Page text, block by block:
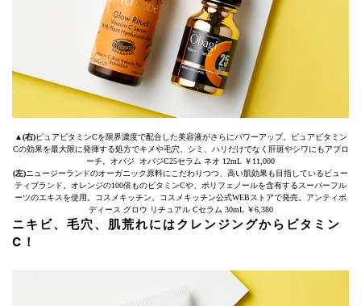
▲(右)ピュアビタミンCを限界濃度で配合した美容液がさらにパワーアップ。ピュアビタミン
Cの効果を最大限に発揮する処方でキメや毛穴、シミ、ハリだけでなく肝斑やシワにもアプロ
ーチ。オバジ オバジC25セラム ネオ 12mL ￥11,000
(左)ニュージーランドのオーガニック原料にこだわりつつ、高い肌効果も目指しているビュー
ティブランド。オレンジの100倍ものビタミンCや、ポリフェノールを含有するスーパーフル
ーツのエキスを使用。コスメキッチン、コスメキッチン公式WEBストアで発売。アンティポ
ディース グロウ リチュアル Cセラム 30mL ￥6,380
ニキビ、毛穴、肌荒れにはクレンジングからビタミン
C！